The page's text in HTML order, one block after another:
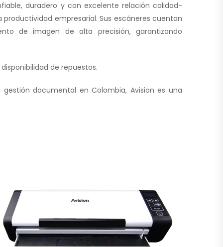
duradero y con excelente relación calidad-
empresarial. Sus escáneres cuentan
de imagen de alta precisión, garantizando
de repuestos.
documental en Colombia, Avision es una